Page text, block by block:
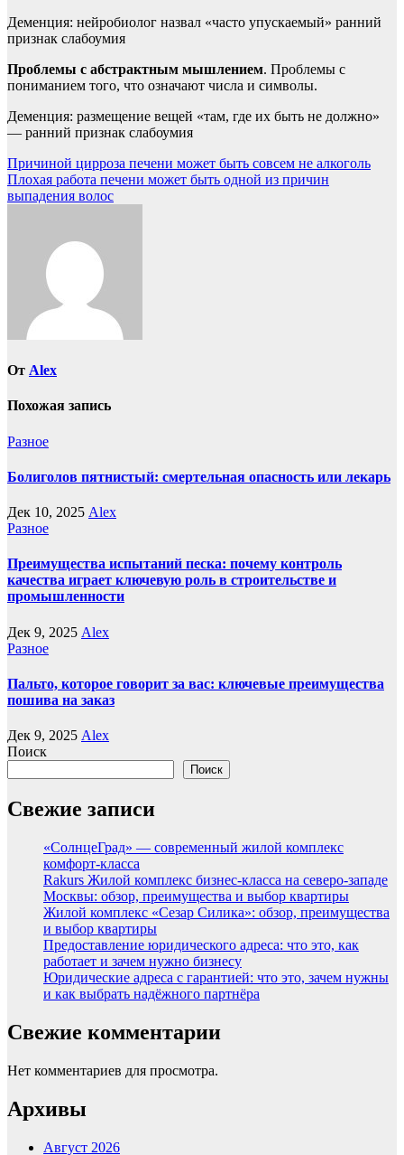
Деменция: нейробиолог назвал «часто упускаемый» ранний
признак слабоумия
Проблемы с абстрактным мышлением. Проблемы с
пониманием того, что означают числа и символы.
Деменция: размещение вещей «там, где их быть не должно»
— ранний признак слабоумия
Навигация
по
Причиной цирроза печени может быть совсем не алкоголь
Плохая работа печени может быть одной из причин
выпадения волос
От Alex
Похожая запись
Разное
Болиголов пятнистый: смертельная опасность или лекарь
Дек 10, 2025 Alex
Разное
Преимущества испытаний песка: почему контроль
качества играет ключевую роль в строительстве и
промышленности
Дек 9, 2025 Alex
Разное
Пальто, которое говорит за вас: ключевые преимущества
пошива на заказ
Дек 9, 2025 Alex
Поиск
Поиск
Свежие записи
«СолнцеГрад» — современный жилой комплекс
комфорт-класса
Rakurs Жилой комплекс бизнес-класса на северо-западе
Москвы: обзор, преимущества и выбор квартиры
Жилой комплекс «Сезар Силика»: обзор, преимущества
и выбор квартиры
Предоставление юридического адреса: что это, как
работает и зачем нужно бизнесу
Юридические адреса с гарантией: что это, зачем нужны
и как выбрать надёжного партнёра
Свежие комментарии
Нет комментариев для просмотра.
Архивы
Август 2026